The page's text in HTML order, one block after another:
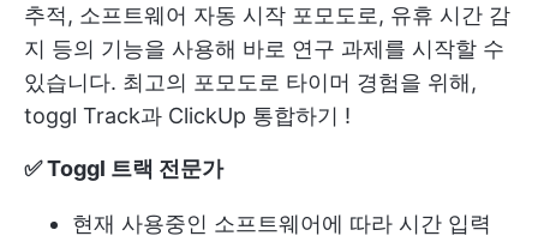
추적, 소프트웨어 자동 시작 포모도로, 유휴 시간 감
지 등의 기능을 사용해 바로 연구 과제를 시작할 수
있습니다. 최고의 포모도로 타이머 경험을 위해,
toggl Track과 ClickUp 통합하기 !
✅ Toggl 트랙 전문가
현재 사용중인 소프트웨어에 따라 시간 입력